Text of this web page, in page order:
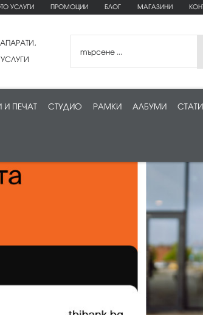
УСЛУГИ ПРОМОЦИИ БЛОГ МАГАЗИНИ
И ПЕЧАТ СТУДИО РАМКИ АЛБУМИ